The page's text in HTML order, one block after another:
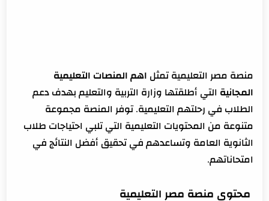
منصة مصر التعليمية تمثل اهم المنصات التعليمية
المجانية التي أطلقتها وزارة التربية والتعليم بهدف دعم
الطلاب في رحلتهم التعليمية. توفر المنصة مجموعة
متنوعة من المحتويات التعليمية التي تلبي احتياجات طلاب
الثانوية العامة وتساعدهم في تحقيق أفضل النتائج في
امتحاناتهم.
محتوى منصة مصر التعليمية